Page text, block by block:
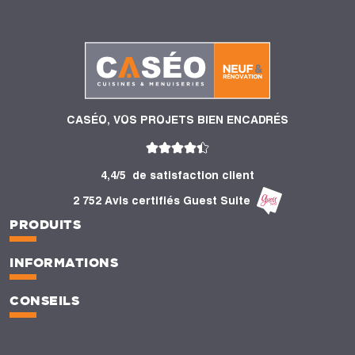
CASÉO, VOS PROJETS BIEN ENCADRÉS
4,4/5
de satisfaction client
2 752 Avis certifiés Guest Suite
PRODUITS
INFORMATIONS
CONSEILS